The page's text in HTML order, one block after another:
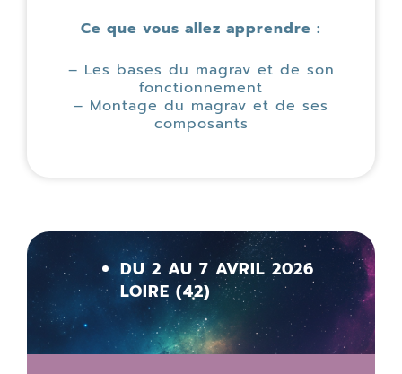
Ce que vous allez apprendre :
– Les bases du magrav et de son
fonctionnement
– Montage du magrav et de ses
composants
DU 2 AU 7 AVRIL 2026
LOIRE (42)